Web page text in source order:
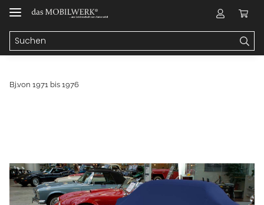
Bj.von 1971 bis 1976